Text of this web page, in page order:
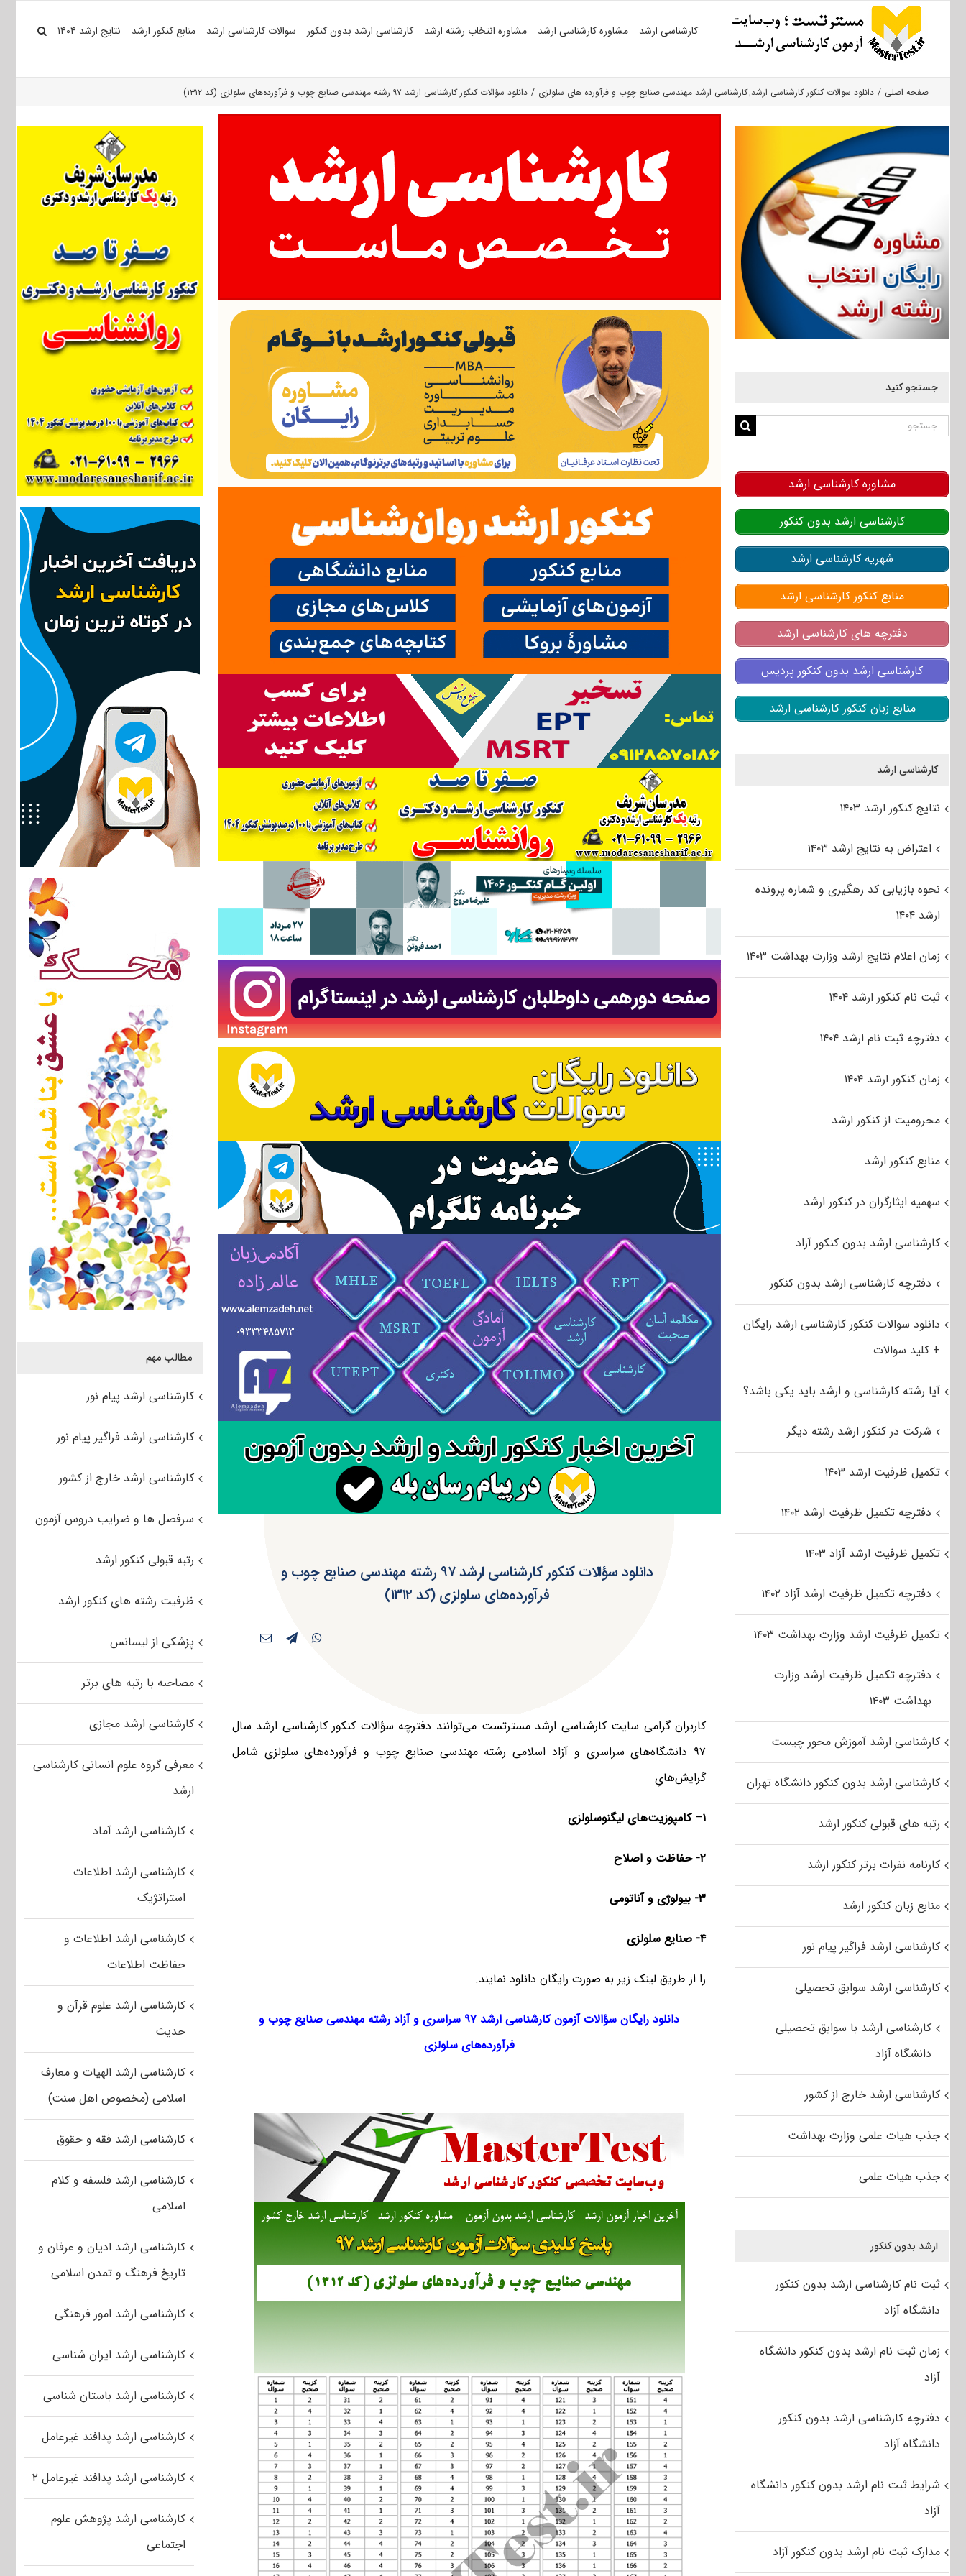
کارشناسی ارشد مشاوره کارشناسی ارشد مشاوره انتخاب رشته ارشد کارشناسی ارشد بدون کنکور سوالات کارشناسی ارشد منابع کنکور ارشد نتایج ارشد ۱۴۰۴
صفحه اصلی دانلود سوالات کنکور کارشناسی ارشد کارشناسی ارشد مهندسی صنایع چوب و فرآورده‌ های سلولزی دانلود سؤالات کنکور کارشناسی ارشد ۹۷ رشته مهندسی صنایع چوب و فرآورده‌های سلولزی (کد ۱۳۱۲)
دانلود سؤالات کنکور کارشناسی ارشد ۹۷ رشته مهندسی صنایع چوب و
فرآورده‌های سلولزی (کد ۱۳۱۲)
کاربران گرامی سایت کارشناسی ارشد مسترتست می‌توانند دفترچه سؤالات کنکور کارشناسی ارشد سال
۹۷ دانشگاه‌های سراسری و آزاد اسلامی رشته مهندسی صنایع چوب و فرآورده‌های سلولزی شامل
گرایش‌هایِ
۱– کامپوزیت‌های لیگنوسلولزی
۲- حفاظت و اصلاح
۳- بیولوژی و آناتومی
۴- صنایع سلولزی
را از طریق لینک‌ زیر به صورت رایگان دانلود نمایند.
دانلود رایگان سؤالات آزمون کارشناسی ارشد ۹۷ سراسری و آزاد رشته مهندسی صنایع چوب و
فرآورده‌های سلولزی
مطالب مهم
کارشناسی ارشد پیام نور
کارشناسی ارشد فراگیر پیام نور
کارشناسی ارشد خارج از کشور
سرفصل ها و ضرایب دروس آزمون
رتبه قبولی کنکور ارشد
ظرفیت رشته های کنکور ارشد
پزشکی از لیسانس
مصاحبه با رتبه های برتر
کارشناسی ارشد مجازی
معرفی گروه علوم انسانی کارشناسی
ارشد
کارشناسی ارشد آماد
کارشناسی ارشد اطلاعات
استراتژیک
کارشناسی ارشد اطلاعات و
حفاظت اطلاعات
کارشناسی ارشد علوم قرآن و
حدیث
کارشناسی ارشد الهیات و معارف
اسلامی (مخصوص اهل سنت)
کارشناسی ارشد فقه و حقوق
کارشناسی ارشد فلسفه و کلام
اسلامی
کارشناسی ارشد ادیان و عرفان و
تاریخ فرهنگ و تمدن اسلامی
کارشناسی ارشد امور فرهنگی
کارشناسی ارشد ایران شناسی
کارشناسی ارشد باستان شناسی
کارشناسی ارشد پدافند غیرعامل
کارشناسی ارشد پدافند غیرعامل ۲
کارشناسی ارشد پژوهش علوم
اجتماعی
جستجو کنید
جستجو
مشاوره کارشناسی ارشد
کارشناسی ارشد بدون کنکور
شهریه کارشناسی ارشد
منابع کنکور کارشناسی ارشد
دفترچه های کارشناسی ارشد
کارشناسی ارشد بدون کنکور پردیس
منابع زبان کنکور کارشناسی ارشد
کارشناسی ارشد
نتایج کنکور ارشد ۱۴۰۳
اعتراض به نتایج ارشد ۱۴۰۳
نحوه بازیابی کد رهگیری و شماره پرونده
ارشد ۱۴۰۴
زمان اعلام نتایج ارشد وزارت بهداشت ۱۴۰۳
ثبت نام کنکور ارشد ۱۴۰۴
دفترچه ثبت نام ارشد ۱۴۰۴
زمان کنکور ارشد ۱۴۰۴
محرومیت از کنکور ارشد
منابع کنکور ارشد
سهمیه ایثارگران در کنکور ارشد
کارشناسی ارشد بدون کنکور آزاد
دفترچه کارشناسی ارشد بدون کنکور
دانلود سوالات کنکور کارشناسی ارشد رایگان
+ کلید سوالات
آیا رشته کارشناسی و ارشد باید یکی باشد؟
شرکت در کنکور ارشد رشته دیگر
تکمیل ظرفیت ارشد ۱۴۰۳
دفترچه تکمیل ظرفیت ارشد ۱۴۰۲
تکمیل ظرفیت ارشد آزاد ۱۴۰۳
دفترچه تکمیل ظرفیت ارشد آزاد ۱۴۰۲
تکمیل ظرفیت ارشد وزارت بهداشت ۱۴۰۳
دفترچه تکمیل ظرفیت ارشد وزارت
بهداشت ۱۴۰۳
کارشناسی ارشد آموزش محور چیست
کارشناسی ارشد بدون کنکور دانشگاه تهران
رتبه های قبولی کنکور ارشد
کارنامه نفرات برتر کنکور ارشد
منابع زبان کنکور ارشد
کارشناسی ارشد فراگیر پیام نور
کارشناسی ارشد سوابق تحصیلی
کارشناسی ارشد با سوابق تحصیلی
دانشگاه آزاد
کارشناسی ارشد خارج از کشور
جذب هیات علمی وزارت بهداشت
جذب هیات علمی
ارشد بدون کنکور
ثبت نام کارشناسی ارشد بدون کنکور
دانشگاه آزاد
زمان ثبت نام ارشد بدون کنکور دانشگاه
آزاد
دفترچه کارشناسی ارشد بدون کنکور
دانشگاه آزاد
شرایط ثبت نام ارشد بدون کنکور دانشگاه
آزاد
مدارک ثبت نام ارشد بدون کنکور آزاد